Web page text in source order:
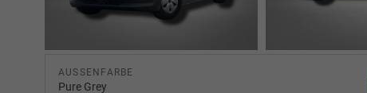
AUSSENFARBE
Pure Grey